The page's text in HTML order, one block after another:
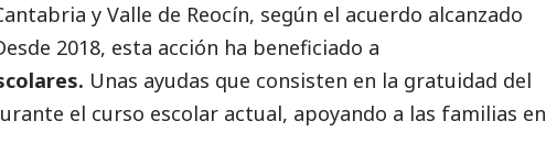
y Valle de Reocín, según el acuerdo alcanzado
2018, esta acción ha beneficiado a
Unas ayudas que consisten en la gratuidad del
el curso escolar actual, apoyando a las familias en